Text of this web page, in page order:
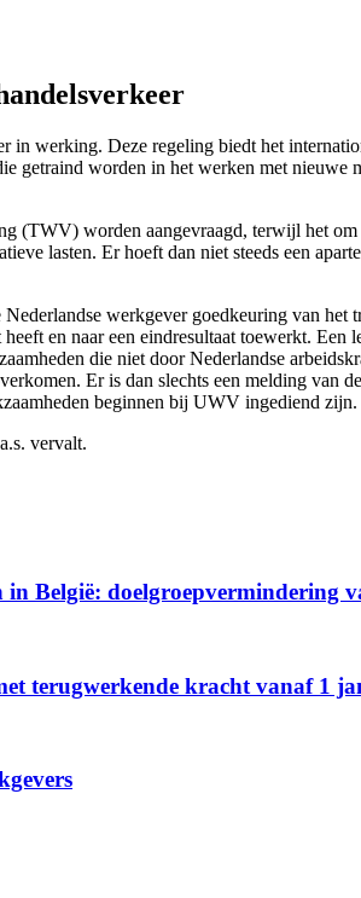
in werking. Deze regeling biedt het
getraind worden in het werken met nieuwe
(TWV) worden aangevraagd, terwijl het
lasten. Er hoeft dan niet steeds een
werkgever goedkeuring van
en naar een eindresultaat toewerkt.
die niet door Nederlandse
Er is dan slechts een melding van
beginnen bij UWV ingediend zijn.
vervalt.
in België: doelgroepvermindering
terugwerkende kracht vanaf 1